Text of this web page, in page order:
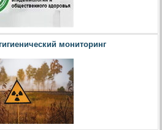
мониторинг